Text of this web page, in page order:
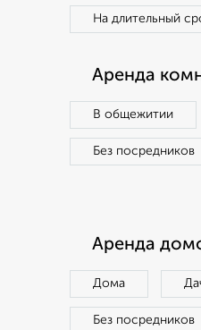
На длительный
Аренда
В общежитии
Без посредников
Аренда
Дома
Без посредников